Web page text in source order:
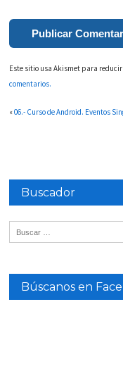
Este sitio usa Akismet para
comentarios.
«06.- Curso de Android. Eventos
Buscador
Búscanos en